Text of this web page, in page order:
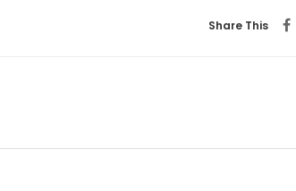
Share This